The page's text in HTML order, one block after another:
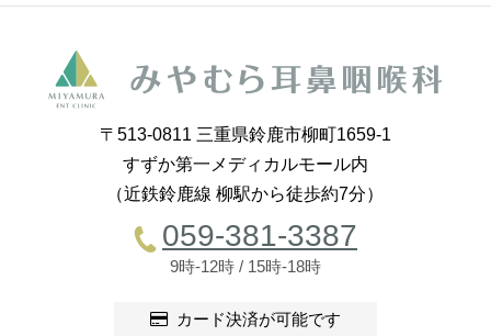
〒513-0811 三重県鈴鹿市柳町1659-1
すずか第一メディカルモール内
（近鉄鈴鹿線 柳駅から徒歩約7分）
059-381-3387
9時-12時 / 15時-18時
カード決済が可能です